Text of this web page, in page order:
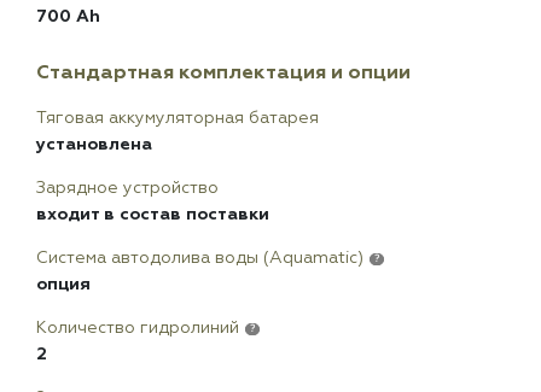
700 Ah
Стандартная комплектация и опции
Тяговая аккумуляторная батарея
установлена
Зарядное устройство
входит в состав поставки
Система автодолива воды (Aquamatic) ?
опция
Количество гидролиний ?
2